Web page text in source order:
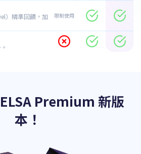
）精準回饋，加
限制使用
Premium 新版
本！